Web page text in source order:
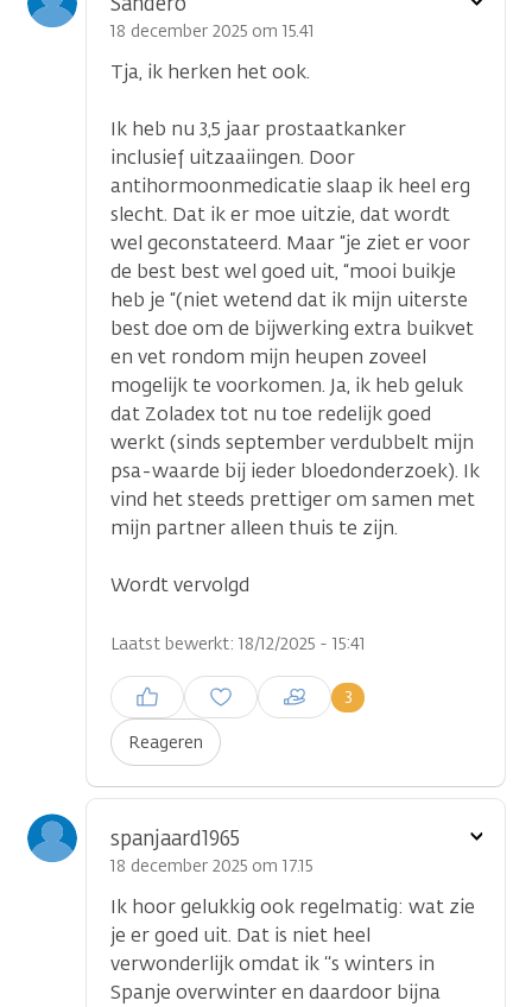
18 december 2025 om 15.41
Tja, ik herken het ook.
Ik heb nu 3,5 jaar prostaatkanker
inclusief uitzaaiingen. Door
antihormoonmedicatie slaap ik heel erg
slecht. Dat ik er moe uitzie, dat wordt
wel geconstateerd. Maar “je ziet er voor
de best best wel goed uit, “mooi buikje
heb je “(niet wetend dat ik mijn uiterste
best doe om de bijwerking extra buikvet
en vet rondom mijn heupen zoveel
mogelijk te voorkomen. Ja, ik heb geluk
dat Zoladex tot nu toe redelijk goed
werkt (sinds september verdubbelt mijn
psa-waarde bij ieder bloedonderzoek). Ik
vind het steeds prettiger om samen met
mijn partner alleen thuis te zijn.
Wordt vervolgd
Laatst bewerkt: 18/12/2025 - 15:41
Reageren
3
Inloggen om een reactie te
plaatsen
spanjaard1965
18 december 2025 om 17.15
Ik hoor gelukkig ook regelmatig: wat zie
je er goed uit. Dat is niet heel
verwonderlijk omdat ik ‘‘s winters in
Spanje overwinter en daardoor bijna
Toon